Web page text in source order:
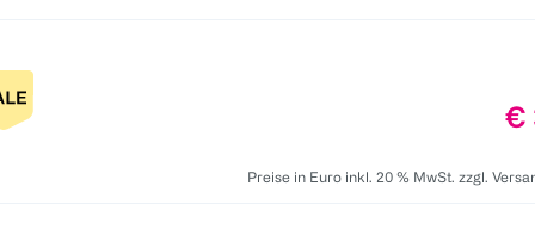
€
Preise in Euro inkl. 20 % MwSt. zzgl.